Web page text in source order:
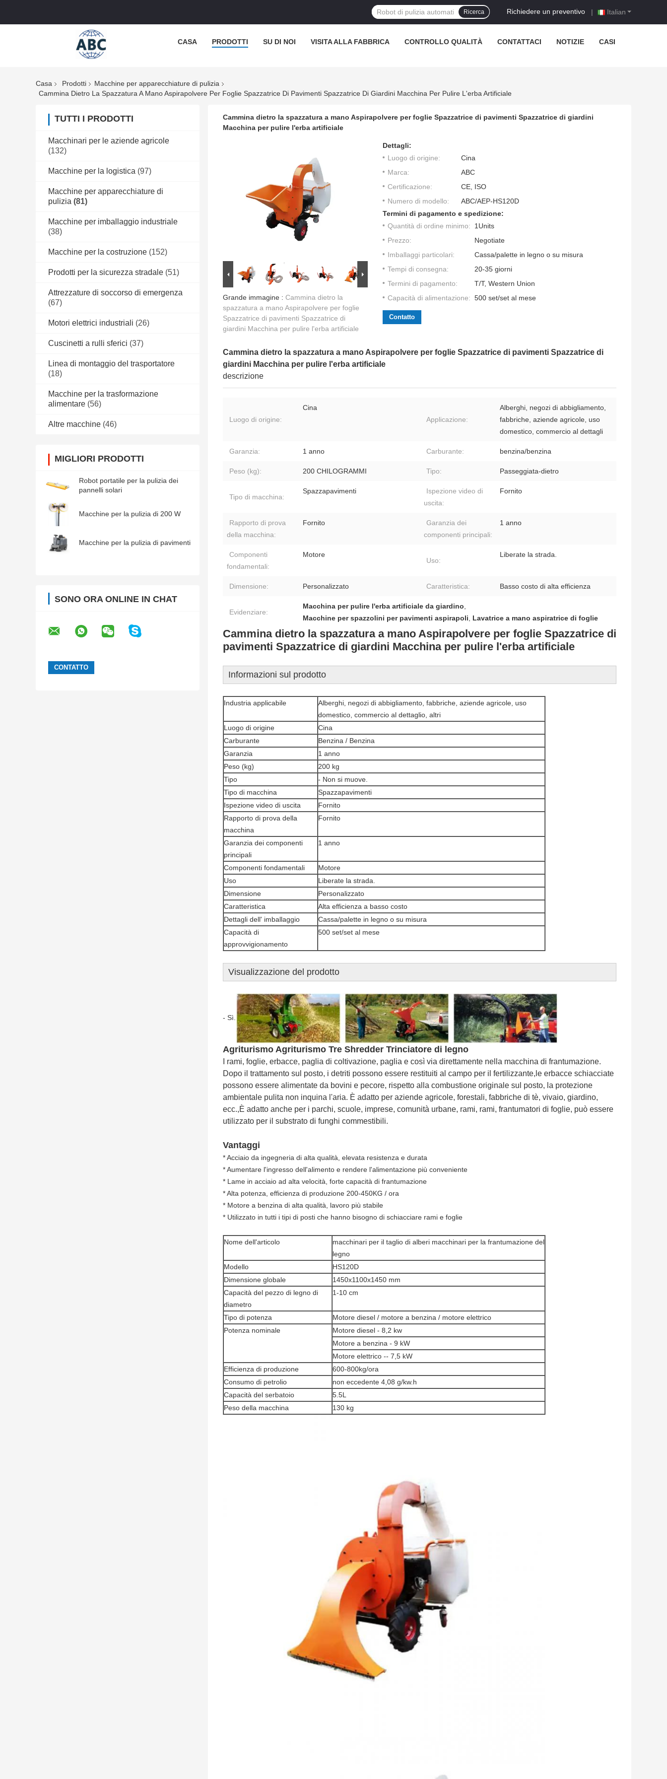
Italian
Richiedere un preventivo |
Ricerca
CASA PRODOTTI SU DI NOI VISITA ALLA FABBRICA CONTROLLO QUALITÀ CONTATTACI NOTIZIE CASI
Casa Prodotti
Macchine per apparecchiature di pulizia
Cammina Dietro La Spazzatura A Mano Aspirapolvere Per Foglie Spazzatrice Di Pavimenti Spazzatrice Di Giardini Macchina Per Pulire L'erba Artificiale
TUTTI I PRODOTTI
Macchinari per le aziende agricole
(132)
Macchine per la logistica (97)
Macchine per apparecchiature di
pulizia (81)
Macchine per imballaggio industriale
(38)
Macchine per la costruzione (152)
Prodotti per la sicurezza stradale (51)
Attrezzature di soccorso di emergenza
(67)
Motori elettrici industriali (26)
Cuscinetti a rulli sferici (37)
Linea di montaggio del trasportatore
(18)
Macchine per la trasformazione
alimentare (56)
Altre macchine (46)
MIGLIORI PRODOTTI
Robot portatile per la pulizia dei
pannelli solari
Macchine per la pulizia di 200 W
Macchine per la pulizia di pavimenti
SONO ORA ONLINE IN CHAT
Cammina dietro la spazzatura a mano Aspirapolvere per foglie Spazzatrice di pavimenti Spazzatrice di giardini
Macchina per pulire l'erba artificiale
Grande immagine : Cammina dietro la
spazzatura a mano Aspirapolvere per foglie
Spazzatrice di pavimenti Spazzatrice di
giardini Macchina per pulire l'erba artificiale
Dettagli:
Luogo di origine:
Cina
Marca:
ABC
Certificazione:
CE, ISO
Numero di modello:
ABC/AEP-HS120D
Termini di pagamento e spedizione:
Quantità di ordine minimo:
1Units
Prezzo:
Negotiate
Imballaggi particolari:
Cassa/palette in legno o su misura
Tempi di consegna:
20-35 giorni
Termini di pagamento:
T/T, Western Union
Capacità di alimentazione: 500 set/set al mese
Contatto
Cammina dietro la spazzatura a mano Aspirapolvere per foglie Spazzatrice di pavimenti Spazzatrice di
giardini Macchina per pulire l'erba artificiale
descrizione
Luogo di origine:
Cina
Applicazione:
Alberghi, negozi di abbigliamento,
fabbriche, aziende agricole, uso
domestico, commercio al dettagli
Garanzia: 1 anno Carburante: benzina/benzina
Peso (kg): 200 CHILOGRAMMI Tipo: Passeggiata-dietro
Tipo di macchina:
Spazzapavimenti
Ispezione video di
uscita:
Fornito
Rapporto di prova
della macchina:
Fornito
Garanzia dei
componenti principali:
1 anno
Componenti
fondamentali:
Motore
Uso:
Liberate la strada.
Dimensione: Personalizzato Caratteristica: Basso costo di alta efficienza
Evidenziare:
Macchina per pulire l'erba artificiale da giardino
Macchine per spazzolini per pavimenti aspirapoli
Lavatrice a mano aspiratrice di foglie
Cammina dietro la spazzatura a mano Aspirapolvere per foglie Spazzatrice di
pavimenti Spazzatrice di giardini Macchina per pulire l'erba artificiale
Informazioni sul prodotto
Industria applicabile
Alberghi, negozi di abbigliamento, fabbriche, aziende agricole, uso
domestico, commercio al dettaglio, altri
Luogo di origine
Cina
Carburante
Benzina / Benzina
Garanzia
1 anno
Peso (kg)
200 kg
Tipo
- Non si muove.
Tipo di macchina
Spazzapavimenti
Ispezione video di uscita
Fornito
Rapporto di prova della
macchina
Fornito
Garanzia dei componenti
principali
1 anno
Componenti fondamentali
Motore
Uso
Liberate la strada.
Dimensione
Personalizzato
Caratteristica
Alta efficienza a basso costo
Dettagli dell' imballaggio
Cassa/palette in legno o su misura
Capacità di
approvvigionamento
500 set/set al mese
Visualizzazione del prodotto
- Sì.
Agriturismo Agriturismo Tre Shredder Trinciatore di legno
I rami, foglie, erbacce, paglia di coltivazione, paglia e così via direttamente nella macchina di frantumazione.
Dopo il trattamento sul posto, i detriti possono essere restituiti al campo per il fertilizzante,le erbacce schiacciate
possono essere alimentate da bovini e pecore, rispetto alla combustione originale sul posto, la protezione
ambientale pulita non inquina l'aria. È adatto per aziende agricole, forestali, fabbriche di tè, vivaio, giardino,
ecc.,È adatto anche per i parchi, scuole, imprese, comunità urbane, rami, rami, frantumatori di foglie, può essere
utilizzato per il substrato di funghi commestibili.
Vantaggi
* Acciaio da ingegneria di alta qualità, elevata resistenza e durata
* Aumentare l'ingresso dell'alimento e rendere l'alimentazione più conveniente
* Lame in acciaio ad alta velocità, forte capacità di frantumazione
* Alta potenza, efficienza di produzione 200-450KG / ora
* Motore a benzina di alta qualità, lavoro più stabile
* Utilizzato in tutti i tipi di posti che hanno bisogno di schiacciare rami e foglie
Nome dell'articolo
macchinari per il taglio di alberi macchinari per la frantumazione del
legno
Modello
HS120D
Dimensione globale
1450x1100x1450 mm
Capacità del pezzo di legno di
diametro
1-10 cm
Tipo di potenza
Motore diesel / motore a benzina / motore elettrico
Potenza nominale
Motore diesel - 8,2 kw
Motore a benzina - 9 kW
Motore elettrico -- 7,5 kW
Efficienza di produzione
600-800kg/ora
Consumo di petrolio
non eccedente 4,08 g/kw.h
Capacità del serbatoio
5.5L
Peso della macchina
130 kg